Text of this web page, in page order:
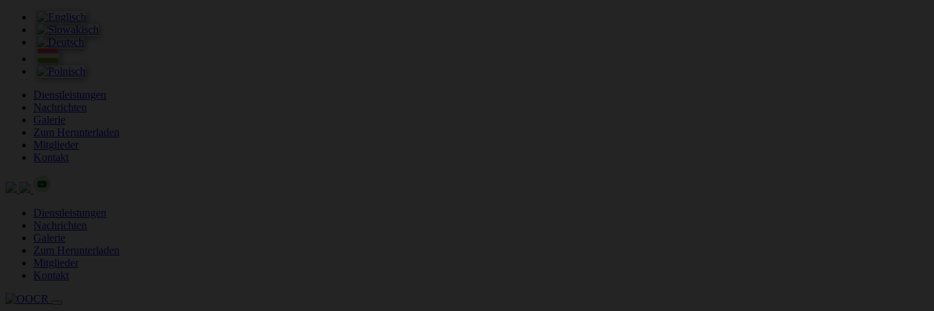
Dienstleistungen
Nachrichten
Galerie
Zum Herunterladen
Mitglieder
Kontakt
Dienstleistungen
Nachrichten
Galerie
Zum Herunterladen
Mitglieder
Kontakt